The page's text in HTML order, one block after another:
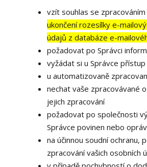
vzít souhlas se
ukončení rozesílky e-
údajů z databáze e-
požadovat po Správci
vyžádat si u Správce
u automatizovaně
nechat vaše zpracovávané
jejich zpracování
požadovat po společnosti
Správce povinen nebo
na účinnou soudní ochranu,
zpracování vašich